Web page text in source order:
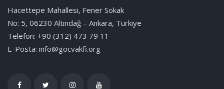
Hacettepe Mahallesi, Fener Sokak
No: 5, 06230 Altındağ – Ankara, Türkiye
Telefon: +90 (312) 473 79 11
E-Posta: info@gocvakfi.org